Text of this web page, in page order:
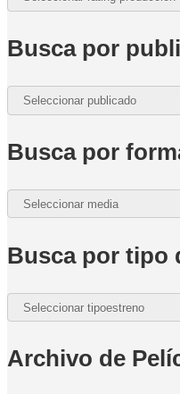
Busca por
Busca por
Busca por tipo
Archivo de